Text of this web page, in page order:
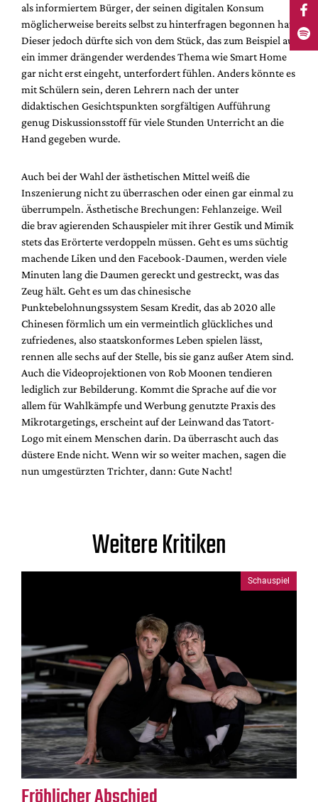
als informiertem Bürger, der seinen digitalen Konsum
möglicherweise bereits selbst zu hinterfragen begonnen hat.
Dieser jedoch dürfte sich von dem Stück, das zum Beispiel auf
ein immer drängender werdendes Thema wie Smart Home
gar nicht erst eingeht, unterfordert fühlen. Anders könnte es
mit Schülern sein, deren Lehrern nach der unter
didaktischen Gesichtspunkten sorgfältigen Aufführung
genug Diskussionsstoff für viele Stunden Unterricht an die
Hand gegeben wurde.
Auch bei der Wahl der ästhetischen Mittel weiß die
Inszenierung nicht zu überraschen oder einen gar einmal zu
überrumpeln. Ästhetische Brechungen: Fehlanzeige. Weil
die brav agierenden Schauspieler mit ihrer Gestik und Mimik
stets das Erörterte verdoppeln müssen. Geht es ums süchtig
machende Liken und den Facebook-Daumen, werden viele
Minuten lang die Daumen gereckt und gestreckt, was das
Zeug hält. Geht es um das chinesische
Punktebelohnungssystem Sesam Kredit, das ab 2020 alle
Chinesen förmlich um ein vermeintlich glückliches und
zufriedenes, also staatskonformes Leben spielen lässt,
rennen alle sechs auf der Stelle, bis sie ganz außer Atem sind.
Auch die Videoprojektionen von Rob Moonen tendieren
lediglich zur Bebilderung. Kommt die Sprache auf die vor
allem für Wahlkämpfe und Werbung genutzte Praxis des
Mikrotargetings, erscheint auf der Leinwand das Tatort-
Logo mit einem Menschen darin. Da überrascht auch das
düstere Ende nicht. Wenn wir so weiter machen, sagen die
nun umgestürzten Trichter, dann: Gute Nacht!
Weitere Kritiken
Schauspiel